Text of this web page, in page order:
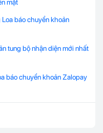
mặt
báo chuyển khoản
tung bộ nhận diện mới nhất
báo chuyển khoản Zalopay